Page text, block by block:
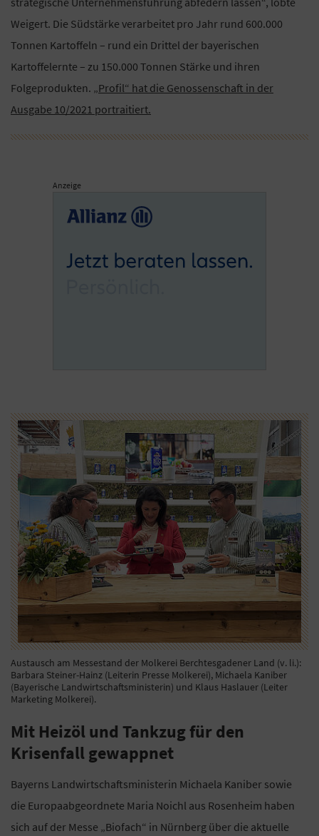
Weigert. Die Südstärke verarbeitet pro Jahr rund 600.000
Tonnen Kartoffeln – rund ein Drittel der bayerischen
Kartoffelernte – zu 150.000 Tonnen Stärke und ihren
Folgeprodukten. „Profil“ hat die Genossenschaft in der
Ausgabe 10/2021 portraitiert.
Anzeige
Austausch am Messestand der Molkerei Berchtesgadener Land (v. li.):
Barbara Steiner-Hainz (Leiterin Presse Molkerei), Michaela Kaniber
(Bayerische Landwirtschaftsministerin) und Klaus Haslauer (Leiter
Marketing Molkerei).
Mit Heizöl und Tankzug für den
Krisenfall gewappnet
Bayerns Landwirtschaftsministerin Michaela Kaniber sowie
die Europaabgeordnete Maria Noichl aus Rosenheim haben
sich auf der Messe „Biofach“ in Nürnberg über die aktuelle